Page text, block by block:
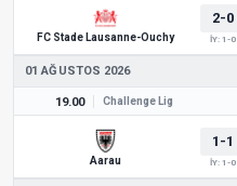
FC Stade Lausanne-Ouchy
2-0
İY: 1-0
01 AĞUSTOS 2026
19.00 Challenge Lig
Aarau
1-1
İY: 1-0